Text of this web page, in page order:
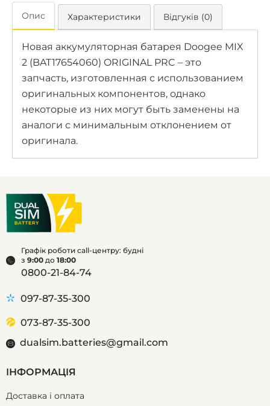
Опис Характеристики Відгуків (0)
Новая аккумуляторная батарея Doogee MIX
2 (BAT17654060) ORIGINAL PRC – это
запчасть, изготовленная с использованием
оригинальных компонентов, однако
некоторые из них могут быть заменены на
аналоги с минимальным отклонением от
оригинала.
Графік роботи call-центру: будні
з 9:00 до 18:00
0800-21-84-74
097-87-35-300
073-87-35-300
dualsim.batteries@gmail.com
ІНФОРМАЦІЯ
Доставка і оплата